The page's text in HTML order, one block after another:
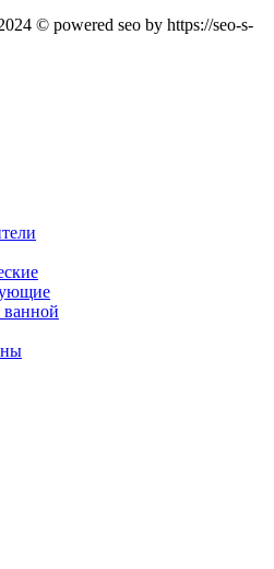
© powered seo by https://seo-s-
ванной